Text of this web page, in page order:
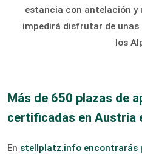
estancia con antelación y
impedirá disfrutar de unas
los
Más de 650 plazas de
certificadas en Austria
En stellplatz.info encontrarás